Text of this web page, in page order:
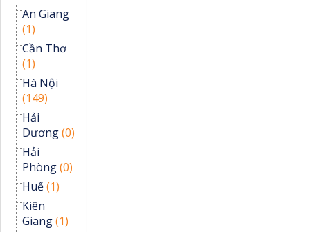
An Giang
(1)
Cần Thơ
(1)
Hà Nội
(149)
Hải
Dương(0)
Hải
Phòng(0)
Huế(1)
Kiên
Giang(1)